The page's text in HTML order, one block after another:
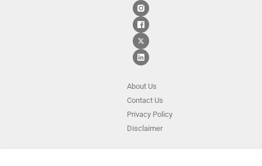
About Us
ContactUs
Privacy Policy
Disclaimer